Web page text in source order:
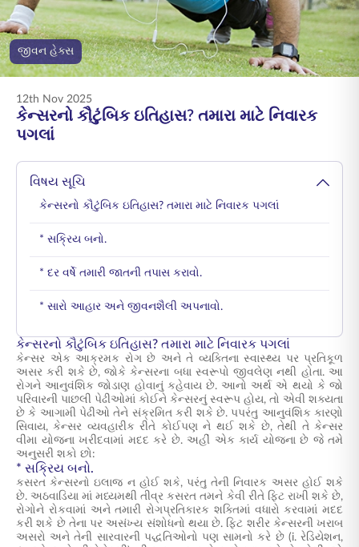
ENGLISH
ઑનલાઇન ખરીદો પ્રીમિયમ ચૂકવો
જીવન હેક્સ
12th Nov 2025
કેન્સરનો કૌટુંબિક ઇતિહાસ? તમારા માટે નિવારક
પગલાં
વિષય સૂચિ
કેન્સરનો કૌટુંબિક ઇતિહાસ? તમારા માટે નિવારક પગલાં
* સક્રિય બનો.
* દર વર્ષે તમારી જાતની તપાસ કરાવો.
* સારો આહાર અને જીવનશૈલી અપનાવો.
કેન્સરનો કૌટુંબિક ઇતિહાસ? તમારા માટે નિવારક પગલાં
કેન્સર એક આક્રમક રોગ છે અને તે વ્યક્તિના સ્વાસ્થ્ય પર પ્રતિકૂળ
અસર કરી શકે છે, જોકે કેન્સરના બધા સ્વરૂપો જીવલેણ નથી હોતા. આ
રોગને આનુવંશિક જોડાણ હોવાનું કહેવાય છે. આનો અર્થ એ થયો કે જો
પરિવારની પાછલી પેઢીઓમાં કોઈને કેન્સરનું સ્વરૂપ હોય, તો એવી શક્યતા
છે કે આગામી પેઢીઓ તેને સંક્રમિત કરી શકે છે. પપરંતુ આનુવંશિક કારણો
સિવાય, કેન્સર વ્યવહારીક રીતે કોઈપણ ને થઈ શકે છે, તેથી તે કેન્સર
વીમા યોજના ખરીદવામાં મદદ કરે છે. અહીં એક કાર્ય યોજના છે જે તમે
અનુસરી શકો છો:
* સક્રિય બનો.
કસરત કેન્સરનો ઇલાજ ન હોઈ શકે, પરંતુ તેની નિવારક અસર હોઈ શકે
છે. અઠવાડિયા માં મધ્યમથી તીવ્ર કસરત તમને કેવી રીતે ફિટ રાખી શકે છે,
રોગોને રોકવામાં અને તમારી રોગપ્રતિકારક શક્તિમાં વધારો કરવામાં મદદ
કરી શકે છે તેના પર અસંખ્ય સંશોધનો થયા છે. ફિટ શરીર કેન્સરની ખરાબ
અસરો અને તેની સારવારની પદ્ધતિઓનો પણ સામનો કરે છે (i. રેડિયેશન,